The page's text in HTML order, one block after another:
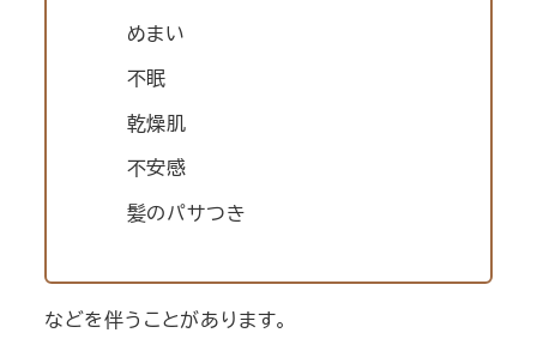
めまい
不眠
乾燥肌
不安感
髪のパサつき
などを伴うことがあります。